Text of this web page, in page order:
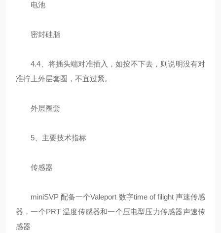
电池
密封硅脂
4.4、将插头端对准插入，如按不下去，则说明没有对
准拧上外层套圈，不宜过紧。
外层圈套
5、主要技术指标
传感器
miniSVP 配备一个Valeport 数字time of filight 声速传感
器，一个PRT 温度传感器和一个压电型压力传感器声速传
感器